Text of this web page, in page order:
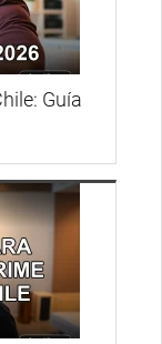
Guía